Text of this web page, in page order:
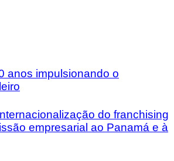
anos impulsionando o
do franchising
empresarial ao Panamá e à